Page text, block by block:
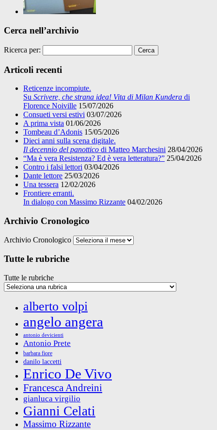
Cerca nell’archivio
Ricerca per:
Articoli recenti
Reticenze incompiute.
Su Scrivere, che strana idea! Vita di Milan Kundera di
Florence Noiville 15/07/2026
Consueti versi estivi 03/07/2026
A prima vista 01/06/2026
Tombeau d’Adonis 15/05/2026
Dieci anni sulla scena digitale.
Il decennio del panottico di Matteo Marchesini 28/04/2026
“Ma è vera Resistenza? Ed è vera letteratura?” 25/04/2026
Contro i falsi lettori 03/04/2026
Dante lettore 25/03/2026
Una tessera 12/02/2026
Frontiere erranti.
In dialogo con Massimo Rizzante 04/02/2026
Archivio Cronologico
Archivio Cronologico
Tutte le rubriche
Tutte le rubriche
alberto volpi
angelo angera
antonio devicienti
Antonio Prete
barbara fiore
danilo laccetti
Enrico De Vivo
Francesca Andreini
gianluca virgilio
Gianni Celati
Massimo Rizzante